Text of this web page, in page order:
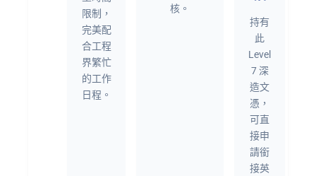
限制，
完美配
合工程
界繁忙
的工作
日程。
核。
持有
此
Level
7 深
造文
憑，
可直
接申
請銜
接英